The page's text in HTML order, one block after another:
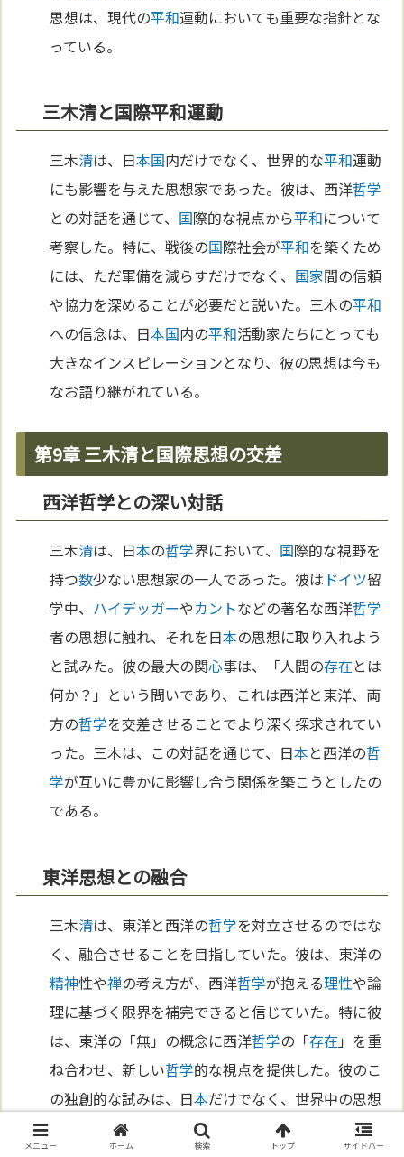
思想は、現代の平和運動においても重要な指針とな
っている。
三木清と国際平和運動
三木清は、日本国内だけでなく、世界的な平和運動
にも影響を与えた思想家であった。彼は、西洋哲学
との対話を通じて、 国際的な視点から平和について
考察した。特に、戦後の国際社会が平和を築くため
には、ただ軍備を減らすだけでなく、 国家間の信頼
や協力を深めることが必要だと説いた。三木の平和
への信念は、日本国内の平和活動家たちにとっても
大きなインスピレーションとなり、彼の思想は今も
なお語り継がれている。
第9章 三木清と国際思想の交差
西洋哲学との深い対話
三木清は、日本の哲学界において、 国際的な視野を
持つ数少ない思想家の一人であった。彼は ドイツ留
学中、 ハイデッガーやカントなどの著名な西洋哲学
者の思想に触れ、それを日本の思想に取り入れよう
と試みた。彼の最大の関心事は、「人間の存在とは
何か？」という問いであり、これは西洋と東洋、両
方の哲学を交差させることでより深く探求されてい
った。三木は、この対話を通じて、日本と西洋の哲
学が互いに豊かに影響し合う関係を築こうとしたの
である。
東洋思想との融合
三木清は、東洋と西洋の哲学を対立させるのではな
く、融合させることを目指していた。彼は、東洋の
精神性や禅の考え方が、西洋哲学が抱える理性や論
理に基づく限界を補完できると信じていた。特に彼
は、東洋の「無」の概念に西洋哲学の「存在 」を重
ね合わせ、新しい哲学的な視点を提供した。彼のこ
の独創的な試みは、日本だけでなく、世界中の思想
家たちにとっても注目の的となり、国 哲学交
メニュー ホーム 検索 トップ サイドバー